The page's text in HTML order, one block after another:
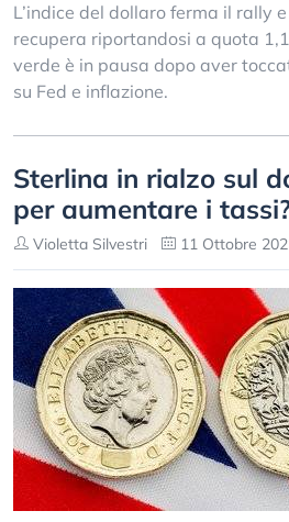
L’indice del dollaro ferma il rally
recupera riportandosi a quota
verde è in pausa dopo aver
su Fed e inflazione.
Sterlina in rialzo sul
per aumentare i
Violetta Silvestri 11 Ottobre